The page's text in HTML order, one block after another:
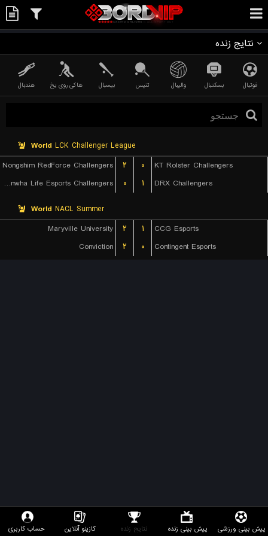
نتایج زنده
فوتبال بسکتبال والیبال تنیس بیسبال هاکی روی یخ هندبال
World LCK Challenger League
Nongshim RedForce Challengers
۲ ۰
KT Rolster Challengers
Hanwha Life Esports Challengers
۰ ۱ DRX Challengers
World NACL Summer
Maryville University
۲ ۱
CCG Esports
Conviction
۲ ۰ Contingent Esports
پیش بینی ورزشی پیش بینی زنده نتایج زنده کازینو آنلاین حساب کاربری